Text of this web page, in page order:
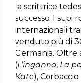
la scrittrice
successo. I suoi
internazionali
venduto più di
Germania. Oltre
(L’inganno, La
Kate),